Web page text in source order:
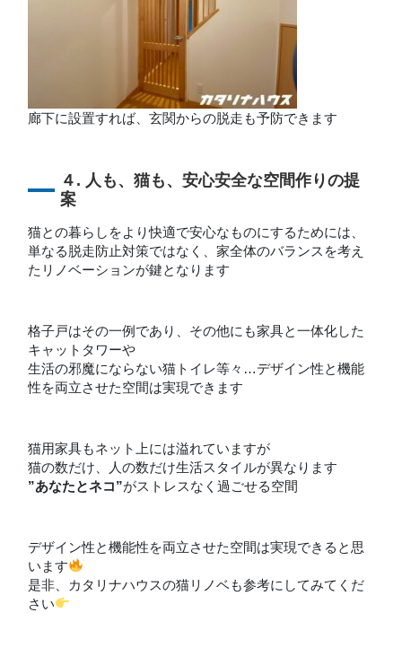
廊下に設置すれば、玄関からの脱走も予防できます
４. 人も、猫も、安心安全な空間作りの提
案
猫との暮らしをより快適で安心なものにするためには、
単なる脱走防止対策ではなく、家全体のバランスを考え
たリノベーションが鍵となります
格子戸はその一例であり、その他にも家具と一体化した
キャットタワーや
生活の邪魔にならない猫トイレ等々…デザイン性と機能
性を両立させた空間は実現できます
猫用家具もネット上には溢れていますが
猫の数だけ、人の数だけ生活スタイルが異なります
”あなたとネコ”がストレスなく過ごせる空間
デザイン性と機能性を両立させた空間は実現できると思
います
是非、カタリナハウスの猫リノベも参考にしてみてくだ
さい